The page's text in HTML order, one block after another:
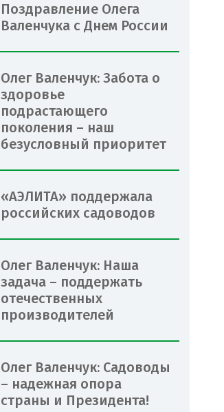
Поздравление Олега
Валенчука с Днем России
Олег Валенчук: Забота о
здоровье
подрастающего
поколения – наш
безусловный приоритет
«АЭЛИТА» поддержала
российских садоводов
Олег Валенчук: Наша
задача – поддержать
отечественных
производителей
Олег Валенчук: Садоводы
– надежная опора
страны и Президента!